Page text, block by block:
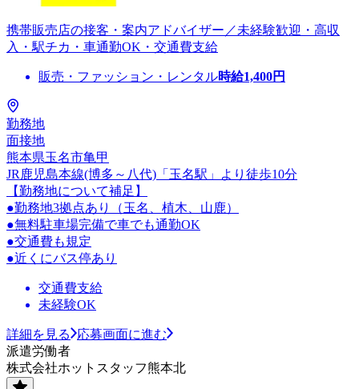
携帯販売店の接客・案内アドバイザー／未経験歓迎・高収
入・駅チカ・車通勤OK・交通費支給
販売・ファッション・レンタル時給1,400円
勤務地
面接地
熊本県玉名市亀甲
JR鹿児島本線(博多～八代)「玉名駅」より徒歩10分
【勤務地について補足】
●勤務地3拠点あり（玉名、植木、山鹿）
●無料駐車場完備で車でも通勤OK
●交通費も規定
●近くにバス停あり
交通費支給
未経験OK
詳細を見る
応募画面に進む
派遣労働者
株式会社ホットスタッフ熊本北